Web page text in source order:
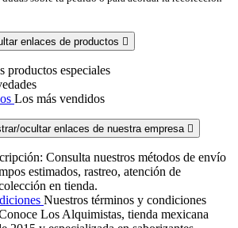
enlaces de productos 
productos especiales
Los más vendidos
ocultar enlaces de nuestra empresa 
Consulta nuestros métodos de envío
estimados, rastreo, atención de
en tienda.
Nuestros términos y condiciones
Los Alquimistas, tienda mexicana